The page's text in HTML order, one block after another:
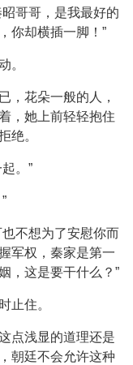
哥哥，是我最好的
你却横插一脚！”
。
，花朵一般的人，
，她上前轻轻抱住
绝。
。”
不想为了安慰你而
军权，秦家是第一
，这是要干什么？”
止住。
点浅显的道理还是
朝廷不会允许这种